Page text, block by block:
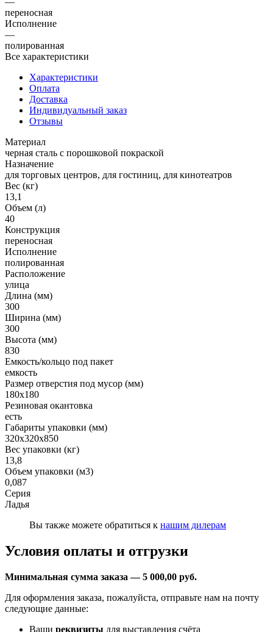
переносная
Исполнение
—
полированная
Все характеристики
Характеристики
Оплата
Доставка
Индивидуальный заказ
Отзывы
Материал
черная сталь с порошковой покраской
Назначение
для торговых центров, для гостиниц, для кинотеатров
Вес (кг)
13,1
Объем (л)
40
Конструкция
переносная
Исполнение
полированная
Расположение
улица
Длина (мм)
300
Ширина (мм)
300
Высота (мм)
830
Емкость/кольцо под пакет
емкость
Размер отверстия под мусор (мм)
180x180
Резиновая окантовка
есть
Габариты упаковки (мм)
320x320x850
Вес упаковки (кг)
13,8
Объем упаковки (м3)
0,087
Серия
Ладья
Вы также можете обратиться к нашим дилерам
Условия оплаты и отгрузки
Минимальная сумма заказа — 5 000,00 руб.
Для оформления заказа, пожалуйста, отправьте нам на почту
следующие данные:
Ваши реквизиты для выставления счёта